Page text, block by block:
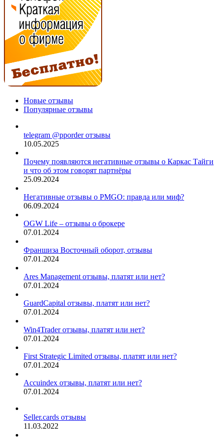
Новые отзывы
Популярные отзывы
telegram @pporder отзывы
10.05.2025
Почему появляются негативные отзывы о Каркас Тайги
и что об этом говорят партнёры
25.09.2024
Негативные отзывы о PMGO: правда или миф?
06.09.2024
OGW Life – отзывы о брокере
07.01.2024
Франшиза Восточный оборот, отзывы
07.01.2024
Ares Management отзывы, платят или нет?
07.01.2024
GuardCapital отзывы, платят или нет?
07.01.2024
Win4Trader отзывы, платят или нет?
07.01.2024
First Strategic Limited отзывы, платят или нет?
07.01.2024
Accuindex отзывы, платят или нет?
07.01.2024
Seller.cards отзывы
11.03.2022